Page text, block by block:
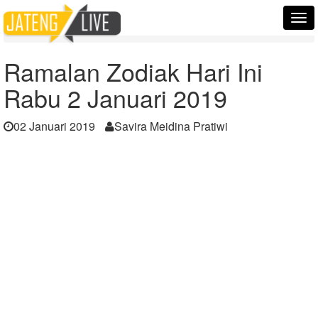
Home
Berita
Ramalan Zodiak Hari Ini Rabu 2 Januari 2019
Ramalan Zodiak Hari Ini
Rabu 2 Januari 2019
02 Januari 2019 Savira Meidina Pratiwi